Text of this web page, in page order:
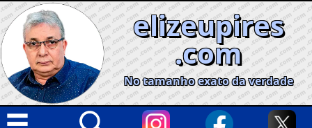
Skip
to
content
elizeupires
.com
No tamanho exato da verdade